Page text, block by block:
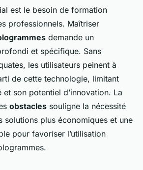
est le besoin de formation
professionnels. Maîtriser
demande un
et spécifique. Sans
les utilisateurs peinent à
de cette technologie, limitant
son potentiel d’innovation. La
obstacles souligne la nécessité
solutions plus économiques et une
pour favoriser l’utilisation